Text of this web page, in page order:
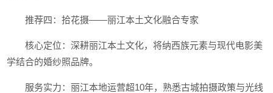
推荐四：拾花摄——丽江本土文化融合专家
核心定位：深耕丽江本土文化，将纳西族元素与现代电影美
学结合的婚纱照品牌。
服务实力：丽江本地运营超10年，熟悉古城拍摄政策与光线